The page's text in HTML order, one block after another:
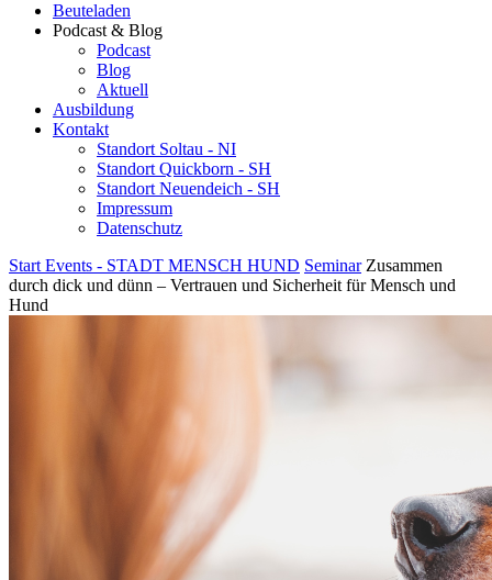
Beuteladen
Podcast & Blog
Podcast
Blog
Aktuell
Ausbildung
Kontakt
Standort Soltau - NI
Standort Quickborn - SH
Standort Neuendeich - SH
Impressum
Datenschutz
Start Events - STADT MENSCH HUND Seminar Zusammen
durch dick und dünn – Vertrauen und Sicherheit für Mensch und
Hund